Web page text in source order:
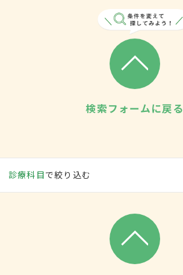
検索フォームに戻る
診療科目で絞り込む